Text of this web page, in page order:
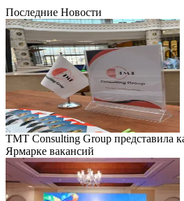
Последние Новости
TMT Consulting Group представила
Ярмарке вакансий